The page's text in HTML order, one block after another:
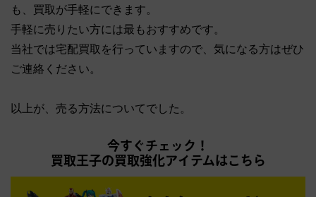
も、買取が手軽にできます。
手軽に売りたい方には最もおすすめです。
当社では宅配買取を行っていますので、気になる方はぜひ
ご連絡ください。
以上が、売る方法についてでした。
今すぐチェック！
買取王子の買取強化アイテムはこちら